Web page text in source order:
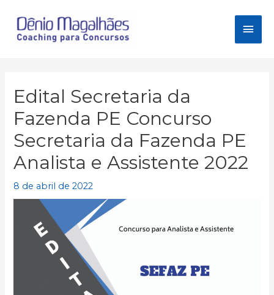
para
Edital Secretaria da
Fazenda PE Concurso
Secretaria da Fazenda PE
Analista e Assistente 2022
8 de abril de 2022